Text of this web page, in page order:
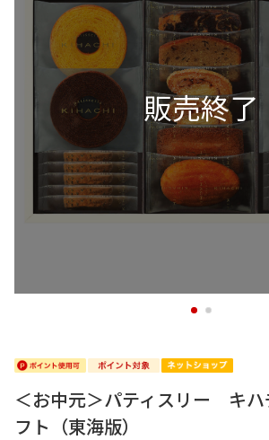
1 2
＜お中元＞パティスリー キ
フト（東海版）